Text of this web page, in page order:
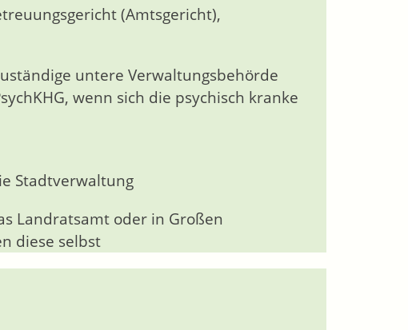
(Amtsgericht),
untere Verwaltungsbehörde
wenn sich die psychisch kranke
Stadtverwaltung
Landratsamt oder in Großen
diese selbst